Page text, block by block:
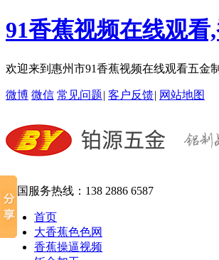
91香蕉视频在线观
欢迎来到惠州市91香蕉视频在线观看五金
微博 微信 常见问题| 客户反馈| 网站地图
全国服务热线： 138 2886 6587
首页
大香蕉色色网
香蕉操逼视频